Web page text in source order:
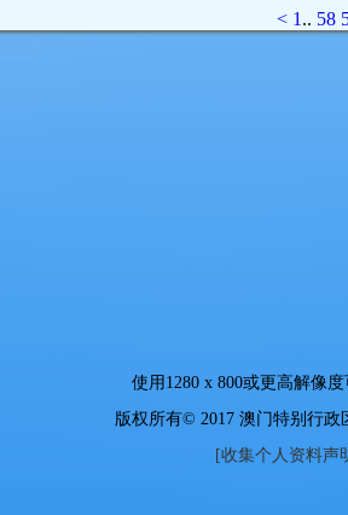
< 1 .. 58
使用 1280 x 800或更高解像
版权所有© 2017 澳门特别行政
[收集个人资料声